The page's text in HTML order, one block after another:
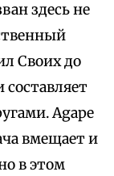
здесь не
Своих до
Agape
вмещает и
в этом